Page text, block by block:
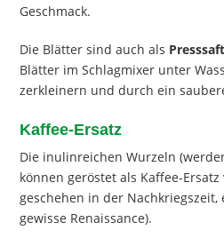
Geschmack.
Die Blätter sind auch als Presssaft
Blätter im Schlagmixer unter
zerkleinern und durch ein
Kaffee-Ersatz
Die inulinreichen Wurzeln
können geröstet als Kaffee-
geschehen in der
gewisse Renaissance).